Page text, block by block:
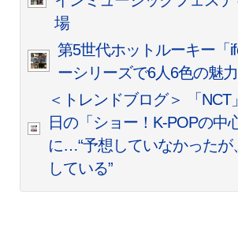
場
第5世代ホットルーキー「
ーシリーズで6人6色の魅
＜トレンドブログ＞ 「NCT
日の「ショー！K-POPの中
に…“予想していなかったが
している”